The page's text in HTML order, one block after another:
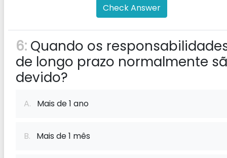
Check Answer
6: Quando os
de longo prazo normalmente
devido?
A. Mais de 1 ano
B. Mais de 1 mês